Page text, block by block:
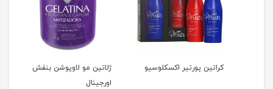
کراتین پورتیر اکسکلوسیو
ژلاتین مو لاوپوشن بنفش
اورجینال